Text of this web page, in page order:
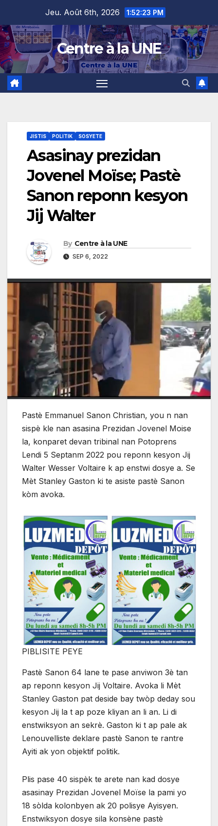
content
Jeu. Août 6th, 2026 1:52:24 PM
Centre à la UNE
JISTIS POLITIK SOSYETE
Asasinay prezidan
Jovenel Moïse; Pastè
Sanon reponn kesyon
Jij Walter
By Centre à la UNE
SEP 6, 2022
Pastè Emmanuel Sanon Christian, you n nan
sispè kle nan asasina Prezidan Jovenel Moise
la, konparet devan tribinal nan Potoprens
Lendi 5 Septanm 2022 pou reponn kesyon Jij
Walter Wesser Voltaire k ap enstwi dosye a. Se
Mèt Stanley Gaston ki te asiste pastè Sanon
kòm avoka.
PIBLISITE PEYE
Pastè Sanon 64 lane te pase anviwon 3è tan
ap reponn kesyon Jij Voltaire. Avoka li Mèt
Stanley Gaston pat deside bay twòp deday sou
kesyon Jij la t ap poze kliyan an li an. Li di
enstwiksyon an sekrè. Gaston ki t ap pale ak
Lenouvelliste deklare pastè Sanon te rantre
Ayiti ak yon objektif politik.
Plis pase 40 sispèk te arete nan kad dosye
asasinay Prezidan Jovenel Moïse la pami yo
18 sòlda kolonbyen ak 20 polisye Ayisyen.
Enstwiksyon dosye sila konsène pastè